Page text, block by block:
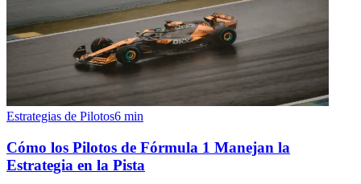
Estrategias de Pilotos6 min
Cómo los Pilotos de Fórmula 1 Manejan la
Estrategia en la Pista